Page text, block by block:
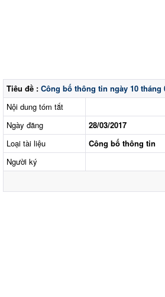
Tiêu đề : Công bố thông tin ngày 10 tháng
Nội dung tóm tắt
Ngày đăng
28/03/2017
Loại tài liệu
Công bố thông tin
Người ký